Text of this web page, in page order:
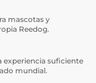
de señal
mascotas y
Reedog.
experiencia suficiente
mundial.